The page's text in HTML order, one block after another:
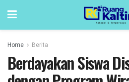
Home Berita
Berdayakan Siswa